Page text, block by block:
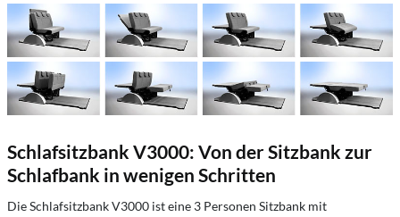
Schlafsitzbank V3000: Von der Sitzbank zur
Schlafbank in wenigen Schritten
Die Schlafsitzbank V3000 ist eine 3 Personen Sitzbank mit